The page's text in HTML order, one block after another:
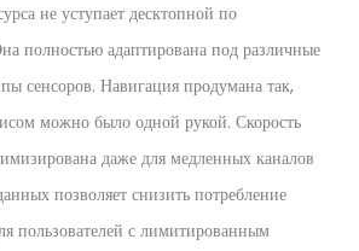
не уступает десктопной по
полностью адаптирована под различные
сенсоров. Навигация продумана так,
можно было одной рукой. Скорость
даже для медленных каналов
позволяет снизить потребление
пользователей с лимитированным